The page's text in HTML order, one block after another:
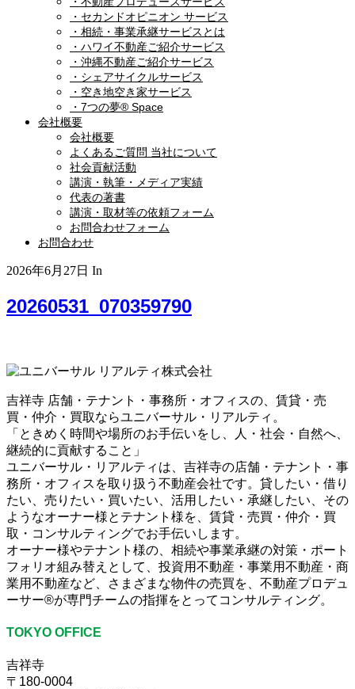
・セカンドオピニオン サービス
・相続・事業承継サービスとは
・ハワイ不動産ご紹介サービス
・沖縄不動産ご紹介サービス
・シェアサイクルサービス
・空き地空き家サービス
・7つの夢® Space
会社概要
会社概要
よくあるご質問 当社について
社会貢献活動
講演・執筆・メディア実績
代表の著書
講演・取材等の依頼フォーム
お問合わせフォーム
お問合わせ
2026年6月27日 In
20260531_070359790
吉祥寺 店舗・テナント・事務所・オフィスの、賃貸・売
買・仲介・買取ならユニバーサル・リアルティ。
「ときめく時間や場所のお手伝いをし、人・社会・自然へ、
継続的に貢献すること」
ユニバーサル・リアルティは、吉祥寺の店舗・テナント・事
務所・オフィスを取り扱う不動産会社です。貸したい・借り
たい、売りたい・買いたい、活用したい・承継したい、その
ようなオーナー様とテナント様を、賃貸・売買・仲介・買
取・コンサルティングでお手伝いします。
オーナー様やテナント様の、相続や事業承継の対策・ポート
フォリオ組み替えとして、投資用不動産・事業用不動産・商
業用不動産など、さまざまな物件の売買を、不動産プロデュ
ーサー®が専門チームの指揮をとってコンサルティング。
TOKYO OFFICE
吉祥寺
〒180-0004